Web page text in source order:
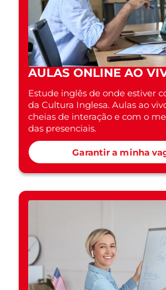
AULAS ONLINE AO
Estude inglês de onde estiver
da Cultura Inglesa. Aulas ao
cheias de interação e com o
das presenciais.
Garantir a minha